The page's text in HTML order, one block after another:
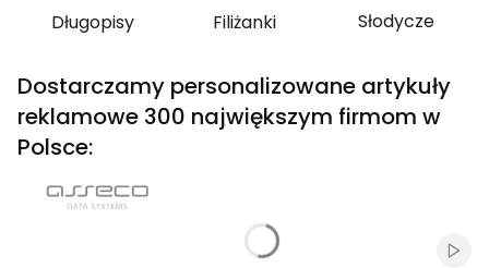
Długopisy Filiżanki Słodycze
Dostarczamy personalizowane artykuły
reklamowe 300 największym firmom w
Polsce: